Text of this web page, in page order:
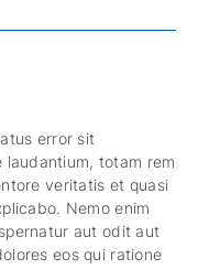
error sit
totam rem
veritatis et quasi
Nemo enim
aut odit aut
eos qui ratione